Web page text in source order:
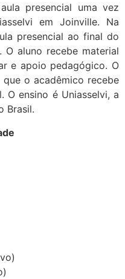
presencial uma vez
em Joinville. Na
presencial ao final do
aluno recebe material
e apoio pedagógico. O
o acadêmico recebe
O ensino é Uniasselvi, a
Brasil.